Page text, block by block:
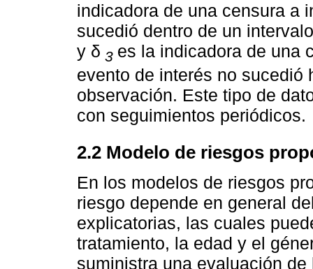
indicadora de una censura a
sucedió dentro de un
y δ 3 es la indicadora de una
evento de interés no sucedió
observación. Este tipo de
con seguimientos periódicos.
2.2 Modelo de riesgos
En los modelos de riesgos
riesgo depende en general
explicatorias, las cuales
tratamiento, la edad y el
suministra una evaluación